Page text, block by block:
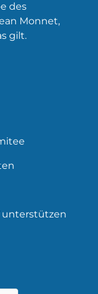
des
Monnet,
gilt.
unterstützen